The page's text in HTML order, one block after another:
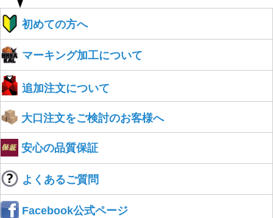
初めての方へ
マーキング加工について
追加注文について
大口注文をご検討のお客様へ
安心の品質保証
よくあるご質問
Facebook公式ページ